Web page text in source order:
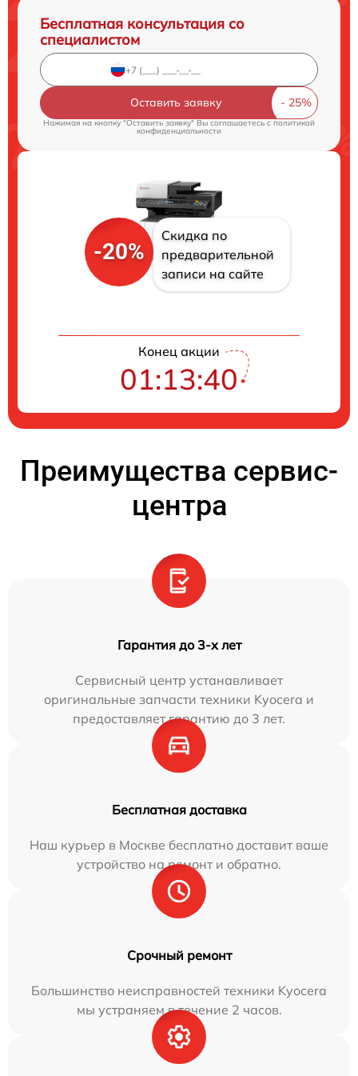
Бесплатная консультация со
специалистом
Оставить заявку
Нажимая на кнопку "Оставить заявку" Вы соглашаетесь c политикой
конфиденциальности
-20%
Скидка по
предварительной
записи на сайте
Конец акции
01:13:40
Преимущества сервис-
центра
Гарантия до 3-х лет
Сервисный центр устанавливает
оригинальные запчасти техники Kyocera и
предоставляет гарантию до 3 лет.
Бесплатная доставка
Наш курьер в Москве бесплатно доставит ваше
устройство на ремонт и обратно.
Срочный ремонт
Большинство неисправностей техники Kyocera
мы устраняем в течение 2 часов.